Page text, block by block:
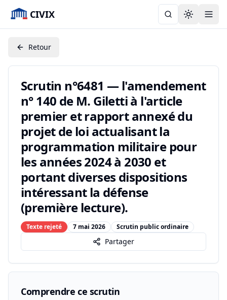
CIVIX Toggle
Retour
Scrutin n°6481 — l'amendement
n° 140 de M. Giletti à l'article
premier et rapport annexé du
projet de loi actualisant la
programmation militaire pour
les années 2024 à 2030 et
portant diverses dispositions
intéressant la défense
(première lecture).
Texte rejeté 7 mai 2026 Scrutin public ordinaire
Partager
Comprendre ce scrutin